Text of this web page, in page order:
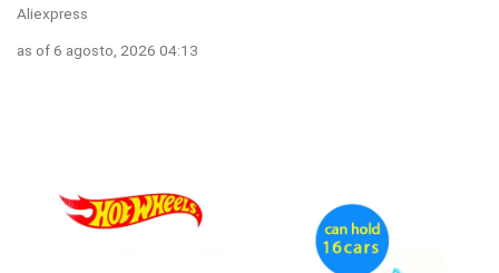
Aliexpress
as of 6 agosto, 2026 04:13